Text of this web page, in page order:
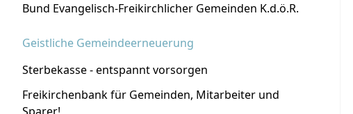
Bund Evangelisch-Freikirchlicher Gemeinden K.d.ö.R.
Geistliche Gemeindeerneuerung
Sterbekasse - entspannt vorsorgen
Freikirchenbank für Gemeinden, Mitarbeiter und